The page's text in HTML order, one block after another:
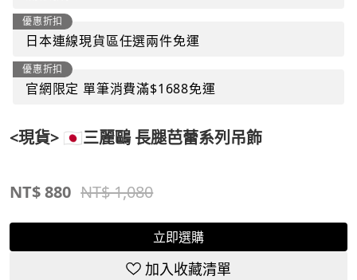
優惠折扣
日本連線現貨區任選兩件免運
優惠折扣
官網限定 單筆消費滿$1688免運
<現貨> 🇯🇵三麗鷗 長腿芭蕾系列吊飾
NT$880 NT$ 1,080
立即選購
加入收藏清單